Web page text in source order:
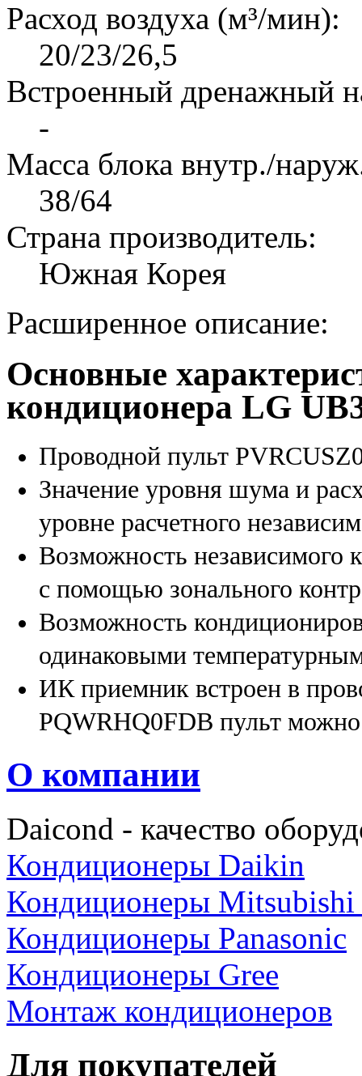
Расход воздуха (м³/мин):
20/23/26,5
Встроенный дренажный
-
Масса блока внутр./
38/64
Страна производитель:
Южная Корея
Расширенное описание:
Основные
кондиционера LG
Проводной пульт
Значение уровня шума и
уровне расчетного
Возможность независимого
с помощью зонального
Возможность
одинаковыми
ИК приемник встроен в
PQWRHQ0FDB пульт можно
О компании
Daicond - качество
Кондиционеры Daikin
Кондиционеры Mitsubishi
Кондиционеры Panasonic
Кондиционеры Gree
Монтаж кондиционеров
Для покупателей